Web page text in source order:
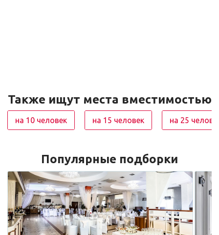
Также ищут места вместимостью
на 10 человек на 15 человек на 25
Популярные подборки